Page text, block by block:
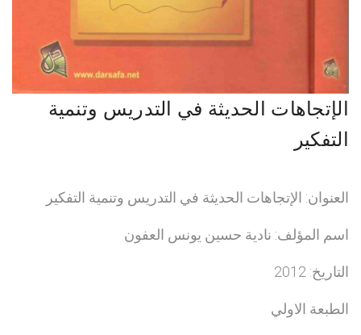
الإتجاهات الحديثة في التدريس وتنمية
التفكير
العنوان: الإتجاهات الحديثة في التدريس وتنمية التفكير
اسم المؤلف: نادية حسين يونس العفون
التاريخ: 2012
الطبعة الاولي